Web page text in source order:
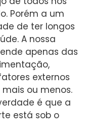
Porém a um
de ter longos
A nossa
apenas das
externos
ou menos.
é que a
está sob o